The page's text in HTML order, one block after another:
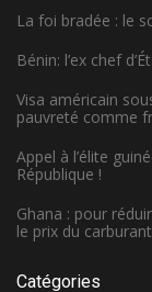
La foi bradée : le
Bénin: l’ex chef
Visa américain
pauvreté comme
Appel à l’élite
République !
Ghana : pour
le prix du carburant
Catégories